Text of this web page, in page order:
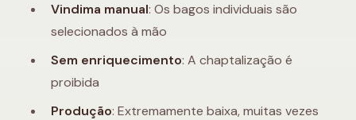
Vindima manual: Os bagos individuais são
selecionados à mão
Sem enriquecimento: A chaptalização é
proibida
Produção: Extremamente baixa, muitas vezes